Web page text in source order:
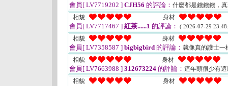
會員[ LV7719202 ] CJH56 的評論： 什麼都是錢錢錢，
相貌
身材
會員[ LV7717467 ] 紅茶......1 的評論： ( 2026-07-29
相貌 身材
會員[ LV7358587 ] bigbigbird 的評論： 就像真的護士一
相貌
身材
會員[ LV7663988 ] 312673224 的評論： 這年頭很少有
相貌
身材